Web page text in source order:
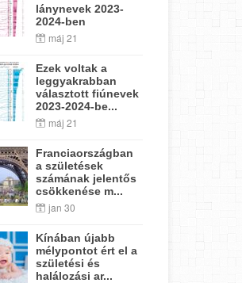
lánynevek 2023-
2024-ben
máj 21
Ezek voltak a
leggyakrabban
választott fiúnevek
2023-2024-be...
máj 21
Franciaországban
a születések
számának jelentős
csökkenése m...
jan 30
Kínában újabb
mélypontot ért el a
születési és
halálozási ar...